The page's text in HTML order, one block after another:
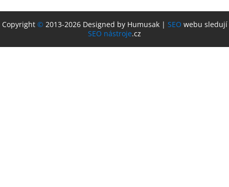
Copyright © 2013-2026 Designed by Humusak | SEO webu sledují
SEO nástroje.cz